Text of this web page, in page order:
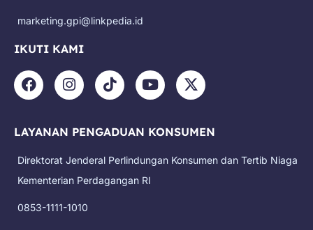
marketing.gpi@linkpedia.id
IKUTI KAMI
F
a
b
o
k
I
n
a
r
a
T
i
o
Y
o
u
e
X
-
i
t
LAYANAN PENGADUAN KONSUMEN
Direktorat Jenderal Perlindungan Konsumen dan Tertib Niaga
Kementerian Perdagangan RI
0853-1111-1010